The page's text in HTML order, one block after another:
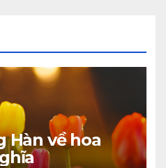
Hàn về hoa